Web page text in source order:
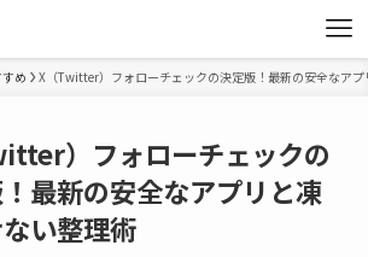
め X（Twitter）フォローチェックの決定版！最新の安全なア
）フォローチェックの
最新の安全なアプリと凍
い整理術